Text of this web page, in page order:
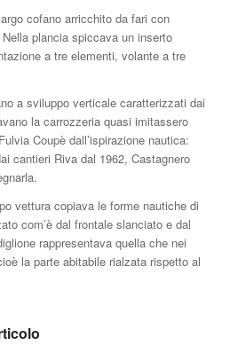
cofano arricchito da fari con
plancia spiccava un inserto
a tre elementi, volante a tre
a sviluppo verticale caratterizzati dai
la carrozzeria quasi imitassero
Coupè dall’ispirazione nautica:
cantieri Riva dal 1962, Castagnero
vettura copiava le forme nautiche di
com’è dal frontale slanciato e dal
rappresentava quella che nei
la parte abitabile rialzata rispetto al